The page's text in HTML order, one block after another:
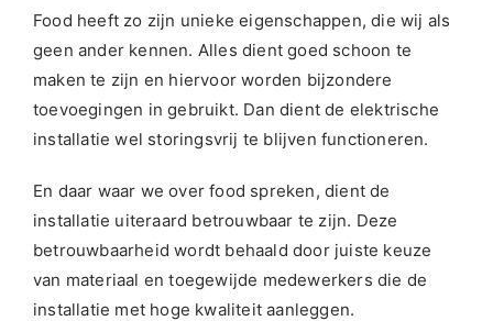
Food heeft zo zijn unieke eigenschappen, die wij als
geen ander kennen. Alles dient goed schoon te
maken te zijn en hiervoor worden bijzondere
toevoegingen in gebruikt. Dan dient de elektrische
installatie wel storingsvrij te blijven functioneren.
En daar waar we over food spreken, dient de
installatie uiteraard betrouwbaar te zijn. Deze
betrouwbaarheid wordt behaald door juiste keuze
van materiaal en toegewijde medewerkers die de
installatie met hoge kwaliteit aanleggen.